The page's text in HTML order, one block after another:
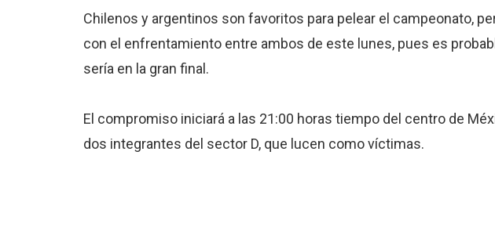
Chilenos y argentinos son favoritos para pelear el campeonato,
con el enfrentamiento entre ambos de este lunes, pues es
sería en la gran final.
El compromiso iniciará a las 21:00 horas tiempo del centro de
dos integrantes del sector D, que lucen como víctimas.